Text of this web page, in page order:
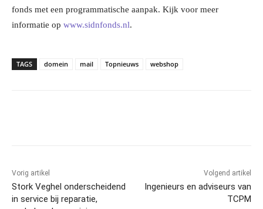
fonds met een programmatische aanpak. Kijk voor meer
informatie op www.sidnfonds.nl.
TAGS domein mail Topnieuws webshop
Vorig artikel
Stork Veghel onderscheidend
in service bij reparatie,
Volgend artikel
Ingenieurs en adviseurs van
TCPM